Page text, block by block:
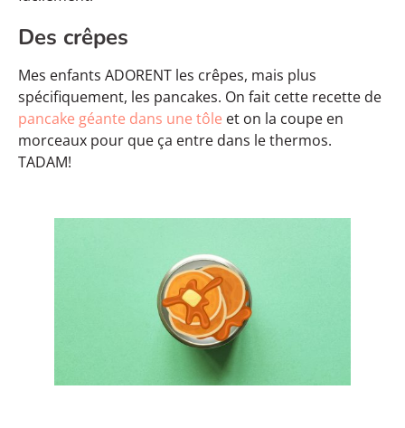
Des crêpes
Mes enfants ADORENT les crêpes, mais plus
spécifiquement, les pancakes. On fait cette recette de
pancake géante dans une tôle et on la coupe en
morceaux pour que ça entre dans le thermos.
TADAM!